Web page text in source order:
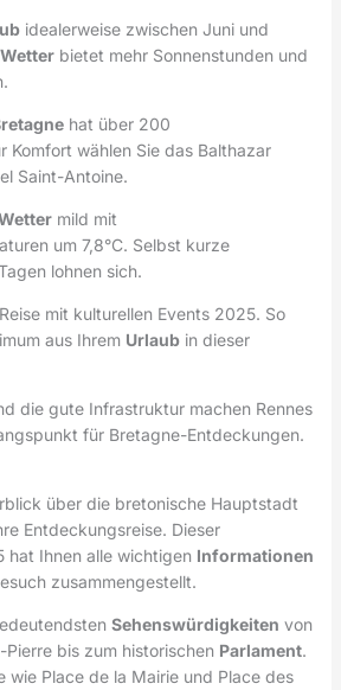
idealerweise zwischen Juni und
Wetterbietet mehr Sonnenstunden und
hat über 200
Komfort wählen Sie das Balthazar
Saint-Antoine.
mild mit
um 7,8°C. Selbst kurze
lohnen sich.
mit kulturellen Events 2025. So
aus Ihrem Urlaubin dieser
die gute Infrastruktur machen Rennes
für Bretagne-Entdeckungen.
über die bretonische Hauptstadt
Entdeckungsreise. Dieser
Ihnen alle wichtigen Informationen
zusammengestellt.
Sehenswürdigkeiten von
bis zum historischen Parlament.
wie Place de la Mairie und Place des